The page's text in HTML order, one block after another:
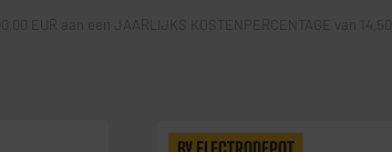
EUR aan een JAARLIJKS KOSTENPERCENTAGE van